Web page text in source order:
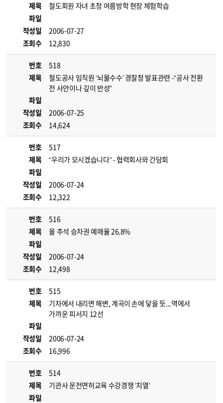
제목
철도회원 자녀 초청 여름방학 현장 체험학습
파일
작성일
2006-07-27
조회수
12,830
번호
518
제목
철도공사 임직원 ‘뇌물수수’ 경찰청 발표관련 -“공사 전환
전 사안이나 깊이 반성”
파일
작성일
2006-07-25
조회수
14,624
번호
517
제목
“우리가 모시겠습니다” - 협력회사와 간담회
파일
작성일
2006-07-24
조회수
12,322
번호
516
제목
올 추석 승차권 예매율 26.8%
파일
작성일
2006-07-24
조회수
12,498
번호
515
제목
기차에서 내리면 해변, 계곡이 손에 닿을 듯...역에서
가까운 피서지 12선
파일
작성일
2006-07-24
조회수
16,996
번호
514
제목
기관사 운전면허교육 수강경쟁 ‘치열’
파일